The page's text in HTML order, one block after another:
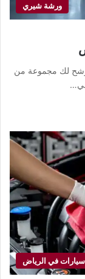
ورشة شيري
لك مجموعة من
في الرياض